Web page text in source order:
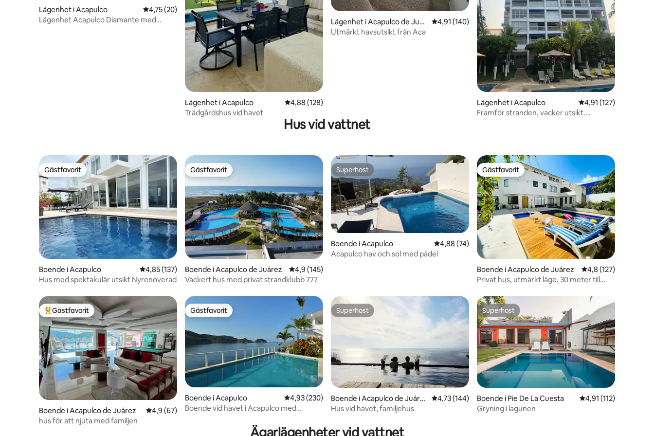
Lägenhet i Acapulco 4,75 av 5 i genomsnittligt betyg, 20 omdömen
4,75 (20)
Lägenhet Acapulco Diamante med
Lägenhet i Acapulco 4,88 av 5 i genomsnittligt betyg, 128 omdömen
4,88 (128)
Trädgårdshus vid havet
Lägenhet i Acapulco de Juár
ez
4,91 av 5 i genomsnittligt betyg, 140 omdömen
4,91 (140)
Utmärkt havsutsikt från Aca
Lägenhet i Acapulco 4,91 av 5 i
4,91 (127)
Framför stranden, vacker utsikt.
Hus vid vattnet
Gästfavorit
Gästfavorit
Boende i Acapulco 4,85 av 5 i genomsnittligt betyg, 137 omdömen
4,85 (137)
Hus med spektakulär utsikt Nyrenoverad
Gästfavorit
Gästfavorit
Boende i Acapulco de Juárez 4,9 av 5 i genomsnittligt betyg, 145 omdömen
4,9 (145)
Vackert hus med privat strandklubb 777
Superhost
Superhost
Boende i Acapulco 4,88 av 5 i genomsnittligt betyg, 74 omdömen
4,88 (74)
Acapulco hav och sol med pádel
Gästfavorit
Gästfavorit
Boende i Acapulco de Juárez 4,8 av 5 i
4,8 (127)
Privat hus, utmärkt läge, 30 meter till
Populär gästfavorit
Gästfavorit
Boende i Acapulco de Juárez 4,9 av 5 i genomsnittligt betyg, 67 omdömen
4,9 (67)
hus för att njuta med familjen
Gästfavorit
Gästfavorit
Boende i Acapulco 4,93 av 5 i genomsnittligt betyg, 230 omdömen
4,93 (230)
Boende vid havet i Acapulco med
Superhost
Superhost
Boende i Acapulco de Juáre
z
4,73 av 5 i genomsnittligt betyg, 144 omdömen
4,73 (144)
Hus vid havet, familjehus
Superhost
Superhost
Boende i Pie De La Cuesta 4,91 av 5 i
4,91 (112)
Gryning i lagunen
Ägarlägenheter vid vattnet